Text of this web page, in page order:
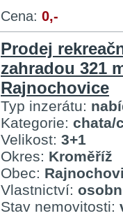
Cena: 0,-
Prodej
zahradou 321
Rajnochovice
Typ inzerátu:
Kategorie: chata/
Velikost: 3+1
Okres: Kroměříž
Obec:
Vlastnictví:
Stav nemovitosti: